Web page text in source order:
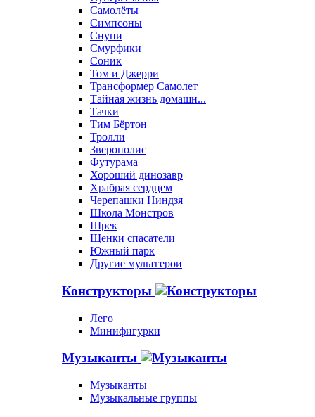
Самолёты
Симпсоны
Снупи
Смурфики
Соник
Том и Джерри
Трансформер Самолет
Тайная жизнь домашн...
Тачки
Тим Бёртон
Тролли
Зверополис
Футурама
Хороший динозавр
Храбрая сердцем
Черепашки Ниндзя
Школа Монстров
Шрек
Щенки спасатели
Южный парк
Другие мультгерои
Конструкторы
Лего
Минифигурки
Музыканты
Музыканты
Музыкальные группы